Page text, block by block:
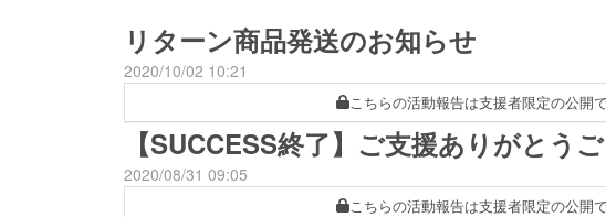
リターン商品発送のお知らせ
2020/10/02 10:21
こちらの活動報告は支援者限定の公開で
【SUCCESS終了】ご支援ありがとう
2020/08/31 09:05
こちらの活動報告は支援者限定の公開で